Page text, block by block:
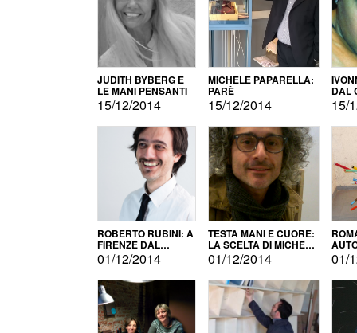
JUDITH BYBERG E
LE MANI PENSANTI
15/12/2014
MICHELE PAPARELLA:
PARÈ
15/12/2014
DAL
15/
ROBERTO RUBINI: A
FIRENZE DAL
PRODOTTO ALLA
PROMOZIONE
01/12/2014
TESTA MANI E CUORE:
LA SCELTA DI MICHELE
BARBERIO
01/12/2014 01/